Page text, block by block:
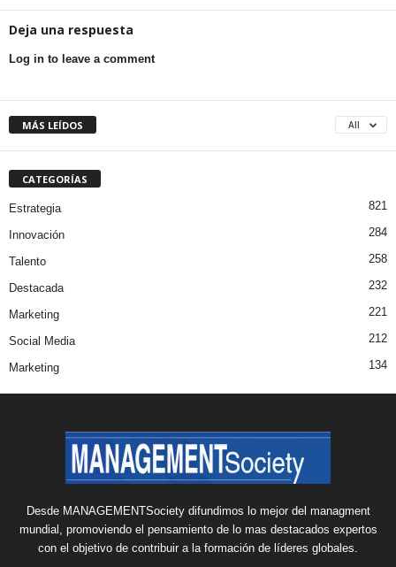
Deja una respuesta
Log in to leave a comment
MÁS LEÍDOS All
CATEGORÍAS
Estrategia 821
Innovación 284
Talento 258
Destacada 232
Marketing 221
Social Media 212
Marketing 134
Desde MANAGEMENTSociety difundimos lo mejor del managment
mundial, promoviendo el pensamiento de lo mas destacados expertos
con el objetivo de contribuir a la formación de líderes globales.